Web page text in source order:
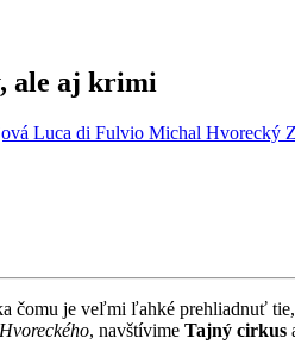
ale aj krimi
Luca di Fulvio Michal Hvorecký
čomu je veľmi ľahké prehliadnuť
, navštívime Tajný cirkus